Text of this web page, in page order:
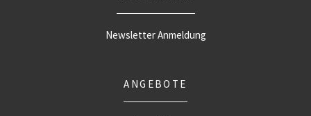
Newsletter Anmeldung
ANGEBOTE